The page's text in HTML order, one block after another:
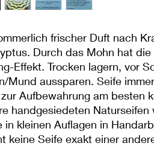
frischer Duft nach
Durch das Mohn hat
Effekt. Trocken lagern, vor
Mund aussparen. Seife
Aufbewahrung am besten
handgesiedeten
in kleinen Auflagen in
keine Seife exakt einer